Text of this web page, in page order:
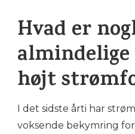
Hvad er
højt
I det sidste årti har
voksende bekymring